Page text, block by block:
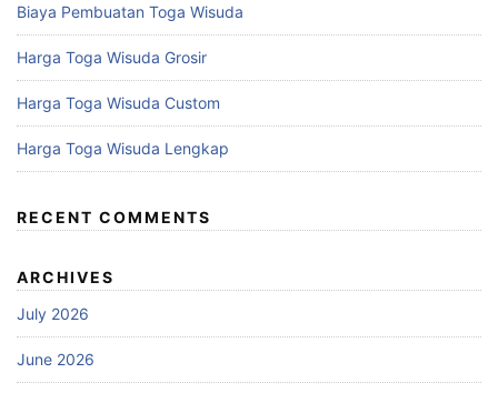
Biaya Pembuatan Toga Wisuda
Harga Toga Wisuda Grosir
Harga Toga Wisuda Custom
Harga Toga Wisuda Lengkap
RECENT COMMENTS
ARCHIVES
July 2026
June 2026